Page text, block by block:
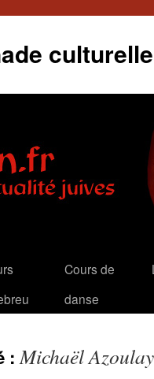
culturelle
Cours de
danse
:Michaël Azoulay